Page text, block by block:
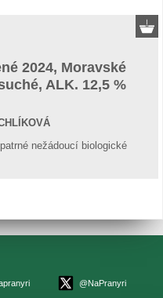
2024, Moravské
ALK. 12,5 %
nežádoucí biologické
@NaPranyri